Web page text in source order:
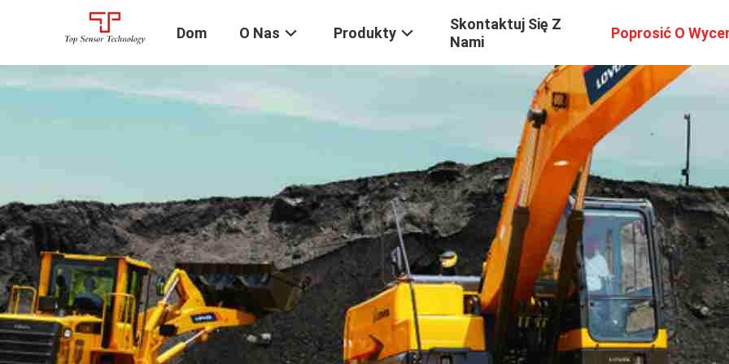
Dom O Nas Produkty
Skontaktuj Się Z
Nami
Poprosić O